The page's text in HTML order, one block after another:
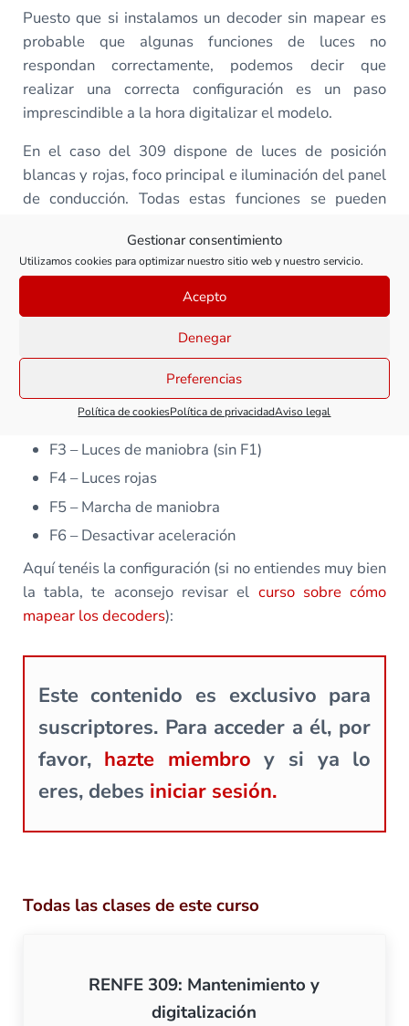
Gestionar consentimiento
Utilizamos cookies para optimizar nuestro sitio web y nuestro servicio.
Acepto
Denegar
Preferencias
Política de cookiesPolítica de privacidadAviso legal
Puesto que si instalamos un decoder sin mapear es
probable que algunas funciones de luces no
respondan correctamente, podemos decir que
realizar una correcta configuración es un paso
imprescindible a la hora digitalizar el modelo.
En el caso del 309 dispone de luces de posición
blancas y rojas, foco principal e iluminación del panel
de conducción. Todas estas funciones se pueden
Con la configuración que te propongo, el
F0 – Luces blancas (reversibles según sentido de
F1 – Foco principal (reversible según sentido de
F2 – Panel de conducción
F3 – Luces de maniobra (sin F1)
F4 – Luces rojas
F5 – Marcha de maniobra
F6 – Desactivar aceleración
Aquí tenéis la configuración (si no entiendes muy bien
la tabla, te aconsejo revisar el curso sobre cómo
mapear los decoders):
Este contenido es exclusivo para
suscriptores. Para acceder a él, por
favor, hazte miembro y si ya lo
eres, debes iniciar sesión.
Todas las clases de este curso
RENFE 309: Mantenimiento y
digitalización